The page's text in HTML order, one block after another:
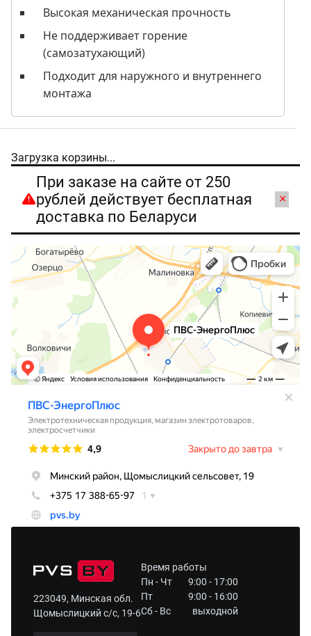
Высокая механическая прочность
Не поддерживает горение
(самозатухающий)
Подходит для наружного и внутреннего
монтажа
Загрузка корзины...
При заказе на сайте от 250
рублей действует бесплатная
доставка по Беларуси
×
223049, Минская обл.
Щомыслицкий с/с, 19-6
Время работы
Пн - Чт
9:00 - 17:00
Пт
9:00 - 16:00
Сб - Вс
выходной